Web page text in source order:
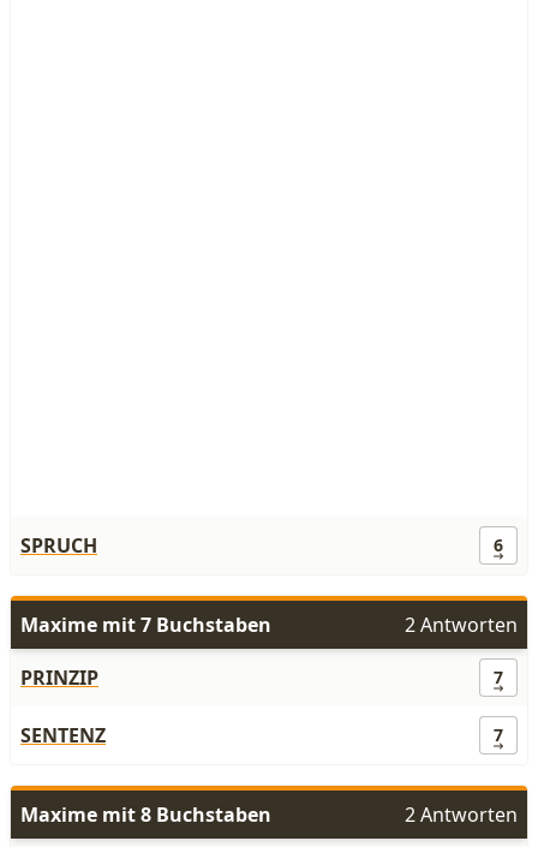
SPRUCH 6
Maxime mit 7 Buchstaben
2 Antworten
PRINZIP
7
SENTENZ 7
Maxime mit 8 Buchstaben 2 Antworten